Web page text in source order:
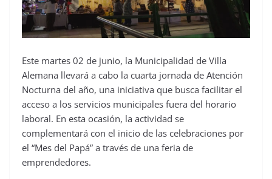
Este martes 02 de junio, la Municipalidad de Villa
Alemana llevará a cabo la cuarta jornada de Atención
Nocturna del año, una iniciativa que busca facilitar el
acceso a los servicios municipales fuera del horario
laboral. En esta ocasión, la actividad se
complementará con el inicio de las celebraciones por
el “Mes del Papá” a través de una feria de
emprendedores.